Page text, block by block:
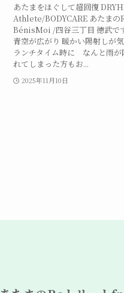
あたまをほぐして超回復
Athlete/BODYCARE あたまの
BénisMoi /四谷三丁目 徳武で
青空が広がり 暖かい陽射しが
ランチタイム時に なんと雨が
れてしまった方もお...
2025年11月10日